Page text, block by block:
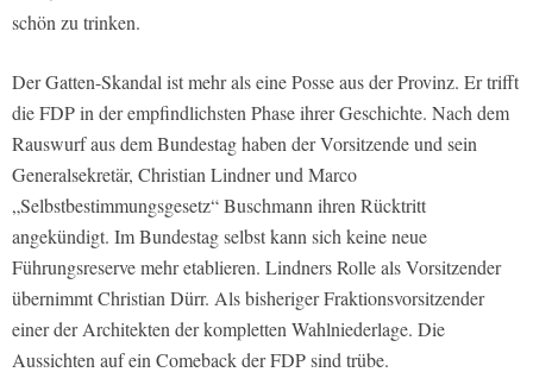
schön zu trinken.
Der Gatten-Skandal ist mehr als eine Posse aus der Provinz. Er trifft
die FDP in der empfindlichsten Phase ihrer Geschichte. Nach dem
Rauswurf aus dem Bundestag haben der Vorsitzende und sein
Generalsekretär, Christian Lindner und Marco
„Selbstbestimmungsgesetz“ Buschmann ihren Rücktritt
angekündigt. Im Bundestag selbst kann sich keine neue
Führungsreserve mehr etablieren. Lindners Rolle als Vorsitzender
übernimmt Christian Dürr. Als bisheriger Fraktionsvorsitzender
einer der Architekten der kompletten Wahlniederlage. Die
Aussichten auf ein Comeback der FDP sind trübe.